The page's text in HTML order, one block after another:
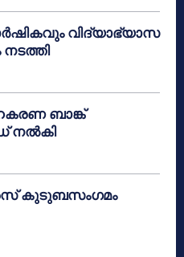
വിദ്യാഭ്യാസ
ബാങ്ക്
നൽകി
കുടുബസംഗമം